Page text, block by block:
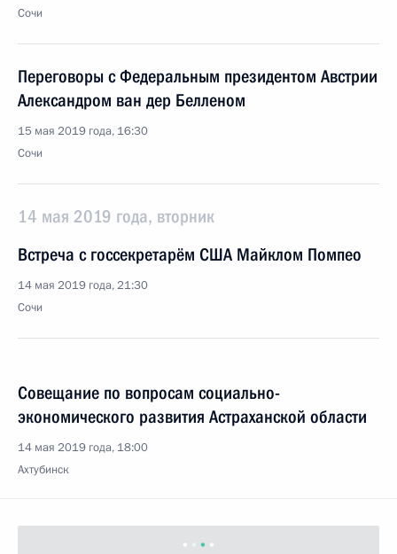
Сочи
Переговоры с Федеральным президентом Австрии
Александром ван дер Белленом
15 мая 2019 года, 16:30
Сочи
14 мая 2019 года, вторник
Встреча с госсекретарём США Майклом Помпео
14 мая 2019 года, 21:30
Сочи
Совещание по вопросам социально-
экономического развития Астраханской области
14 мая 2019 года, 18:00
Ахтубинск
Показать предыдущие материалы